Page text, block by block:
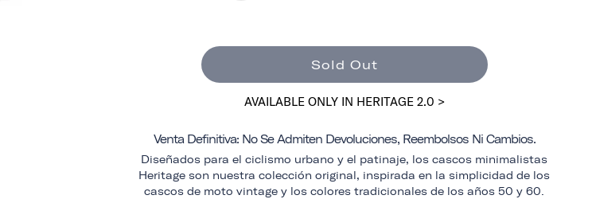
Sold Out
AVAILABLE ONLY IN HERITAGE 2.0 >
Venta Definitiva: No Se Admiten Devoluciones, Reembolsos Ni Cambios.
Diseñados para el ciclismo urbano y el patinaje, los cascos minimalistas
Heritage son nuestra colección original, inspirada en la simplicidad de los
cascos de moto vintage y los colores tradicionales de los años 50 y 60.